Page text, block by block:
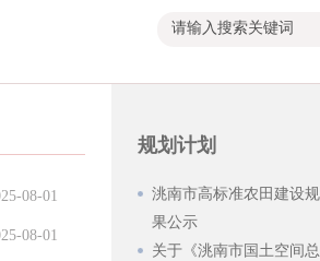
08-01
08-01
规划计划
洮南市高标准农田建设
果公示
关于《洮南市国土空间总